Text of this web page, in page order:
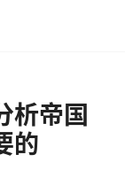
析帝国
的